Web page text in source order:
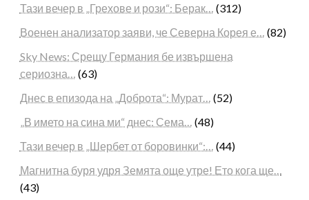
Тази вечер в „Грехове и рози“: Берак… (312)
Военен анализатор заяви, че Северна Корея е… (82)
Sky News: Срещу Германия бе извършена
сериозна… (63)
Днес в епизода на „Доброта“: Мурат… (52)
„В името на сина ми“ днес: Сема… (48)
Тази вечер в „Шербет от боровинки“:… (44)
Магнитна буря удря Земята още утре! Ето кога ще…
(43)